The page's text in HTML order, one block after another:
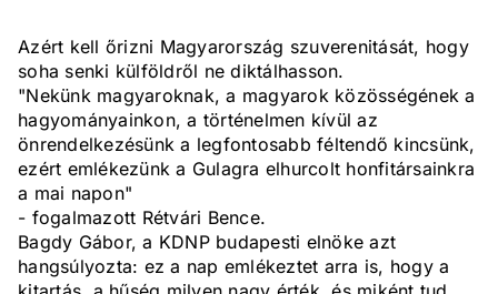
Azért kell őrizni Magyarország szuverenitását, hogy
soha senki külföldről ne diktálhasson.
"Nekünk magyaroknak, a magyarok közösségének a
hagyományainkon, a történelmen kívül az
önrendelkezésünk a legfontosabb féltendő kincsünk,
ezért emlékezünk a Gulagra elhurcolt honfitársainkra
a mai napon"
- fogalmazott Rétvári Bence.
Bagdy Gábor, a KDNP budapesti elnöke azt
hangsúlyozta: ez a nap emlékeztet arra is, hogy a